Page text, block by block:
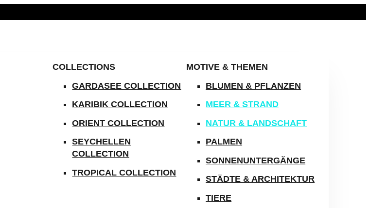
COLLECTIONS
GARDASEE COLLECTION
KARIBIK COLLECTION
ORIENT COLLECTION
SEYCHELLEN
COLLECTION
TROPICAL COLLECTION
MOTIVE & THEMEN
BLUMEN & PFLANZEN
MEER & STRAND
NATUR & LANDSCHAFT
PALMEN
SONNENUNTERGÄNGE
STÄDTE & ARCHITEKTUR
TIERE